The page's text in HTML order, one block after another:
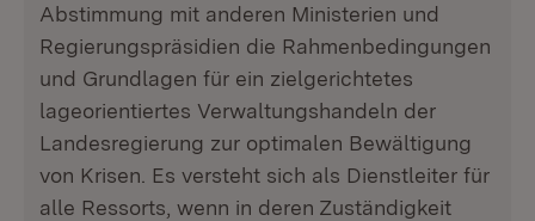
Abstimmung mit anderen Ministerien und
Regierungspräsidien die Rahmenbedingungen
und Grundlagen für ein zielgerichtetes
lageorientiertes Verwaltungshandeln der
Landesregierung zur optimalen Bewältigung
von Krisen. Es versteht sich als Dienstleiter für
alle Ressorts, wenn in deren Zuständigkeit